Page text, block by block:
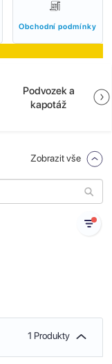
Obchodní podmínky
Podvozek a
kapotáž
Zobrazit vše
1 Produkty